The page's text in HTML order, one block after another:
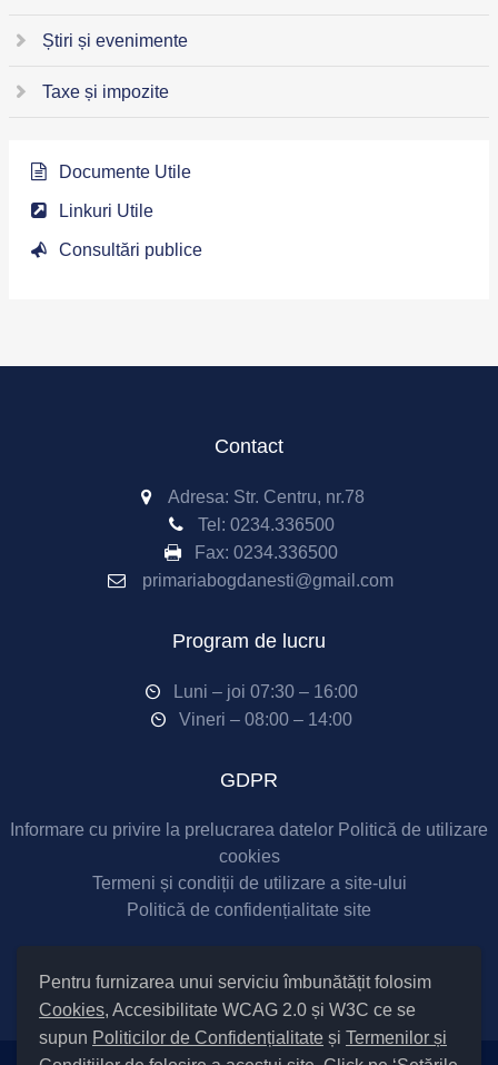
Pentru furnizarea unui serviciu îmbunătățit folosim
Cookies, Accesibilitate WCAG 2.0 și W3C ce se
supun Politicilor de Confidențialitate și Termenilor și
Știri și evenimente
Taxe și impozite
Documente Utile
Linkuri Utile
Consultări publice
Contact
Adresa: Str. Centru, nr.78
Tel: 0234.336500
Fax: 0234.336500
primariabogdanesti@gmail.com
Program de lucru
Luni – joi 07:30 – 16:00
Vineri – 08:00 – 14:00
GDPR
Informare cu privire la prelucrarea datelor Politică de utilizare
cookies
Termeni și condiții de utilizare a site-ului
Politică de confidențialitate site
Social Media